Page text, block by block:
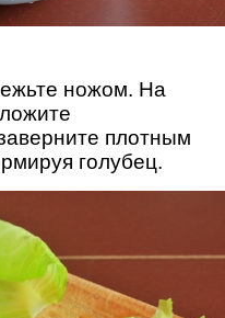
ножом. На
плотным
голубец.